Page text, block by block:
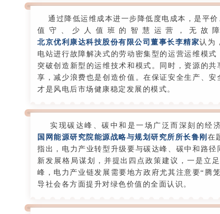
通过降低运维成本进一步降低度电成本，是平价
值守、少人值班的智慧运营，无故
北京优利康达科技股份有限公司董事长李精家认为
电站进行故障解决式的劳动密集型的运营运维模
突破创造新型的运维技术和模式。同时，资源的
享，减少浪费也是创造价值。在保证安全生产、
才是风电后市场健康稳定发展的模式。
实现碳达峰、碳中和是一场广泛而深刻的经
国网能源研究院能源战略与规划研究所所长鲁刚 在
指出，电力产业转型升级要与碳达峰、碳中和路
新发展格局谋划，并提出四点政策建议，一是立
峰，电力产业链发展需要地方政府尤其注意要“腾
导社会各方面提升对绿色价值的全面认识。